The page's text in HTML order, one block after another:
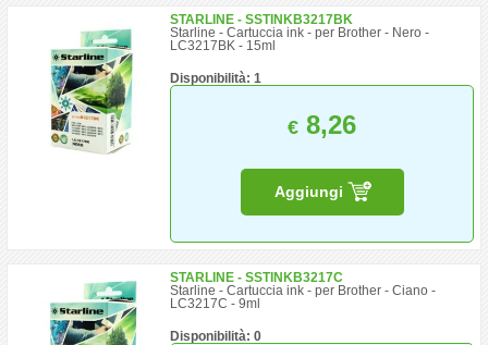
STARLINE - SSTINKB3217BK
Starline - Cartuccia ink - per Brother - Nero -
LC3217BK - 15ml
Disponibilità: 1
€ 8,26
Aggiungi
STARLINE - SSTINKB3217C
Starline - Cartuccia ink - per Brother - Ciano -
LC3217C - 9ml
Disponibilità: 0